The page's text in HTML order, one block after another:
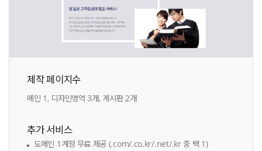
제작 페이지수
메인 1, 디자인영역 3개, 게시판 2개
추가 서비스
도메인 1계정 무료 제공 (.com/.co.kr/.net/.kr 중 택 1)